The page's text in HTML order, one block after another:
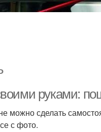
руками:
можно сделать
с фото.